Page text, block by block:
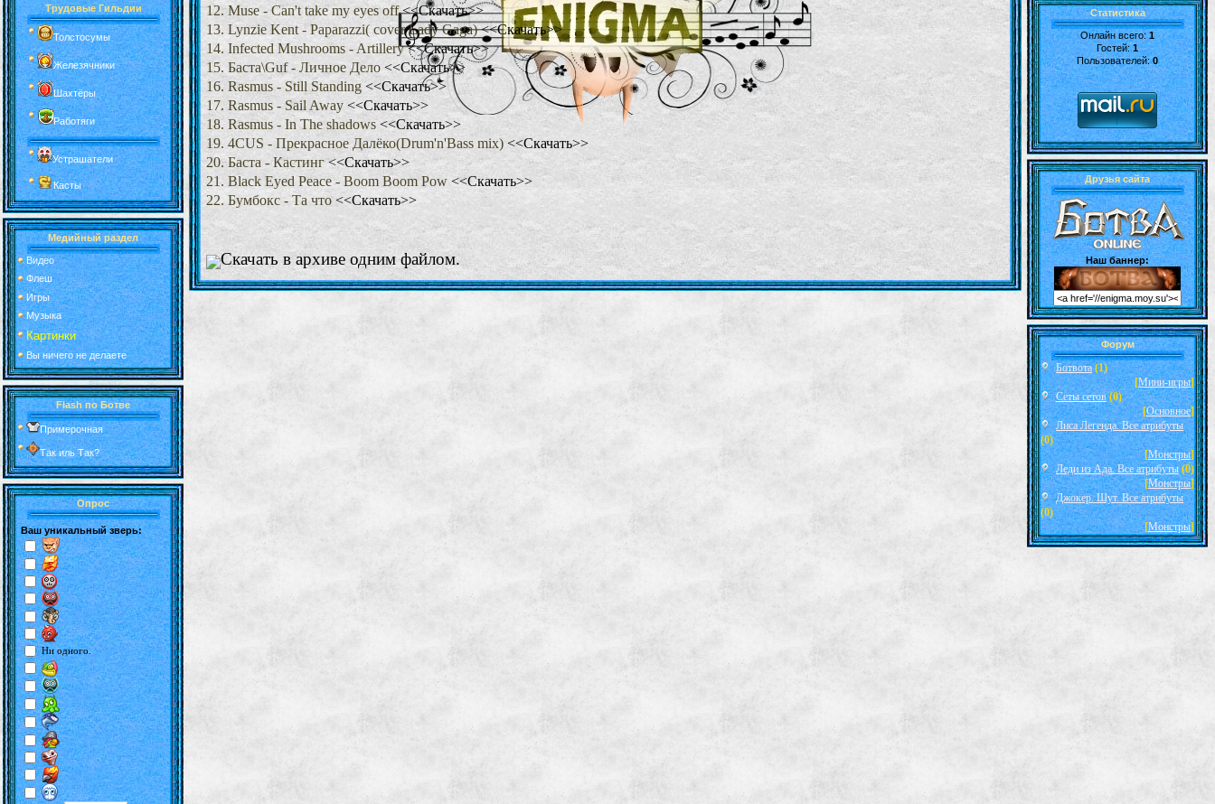
Трудовые Гильдии
Толстосумы
Железячники
Шахтёры
Работяги
Устрашатели
Касты
Медийный раздел
Видео
Флеш
Игры
Музыка
Картинки
Вы ничего не делаете
Flash по Ботве
Примерочная
Так иль Так?
Опрос
Ваш уникальный зверь:
Ни одного.
12. Muse - Can't take my eyes off<<Скачать>>
13. Lynzie Kent - Paparazzi( cover Lady Gaga)<<Скачать>>
14. Infected Mushrooms - Artillery<<Скачать>>
15. Баста\Guf - Личное Дело<<Скачать>>
16. Rasmus - Still Standing <<Скачать>>
17. Rasmus - Sail Away <<Скачать>>
18. Rasmus - In The shadows<<Скачать>>
19. 4CUS - Прекрасное Далёко(Drum'n'Bass mix) <<Скачать>>
20. Баста - Кастинг<<Скачать>>
21. Black Eyed Peace - Boom Boom Pow <<Скачать>>
22. Бумбокс - Та что <<Скачать>>
Скачать в архиве одним файлом.
Статистика
Онлайн всего:1
Гостей:1
Пользователей:0
Друзья сайта
Наш баннер:
Форум
Ботвота (1)
[Мини-игры]
Сеты сетов (0)
[Основное]
Лиса Легенда. Все атрибуты
(0)
[Монстры]
Леди из Ада. Все атрибуты (0)
[Монстры]
Джокер. Шут. Все атрибуты
(0)
[Монстры]